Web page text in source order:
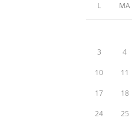
L MA
3 4
10 11
17 18
24 25